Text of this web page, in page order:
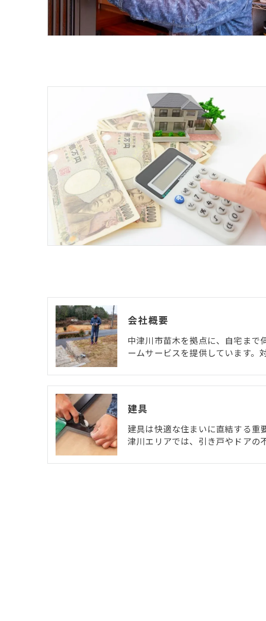
会社概要
中津川市苗木を拠点に、自宅まで
ームサービスを提供しています。
建具
建具は快適な住まいに直結する重
津川エリアでは、引き戸やドアの